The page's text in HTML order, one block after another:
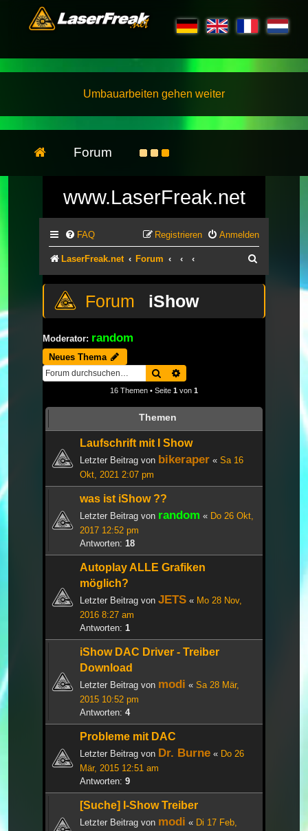
Umbauarbeiten gehen weiter
Forum
www.LaserFreak.net
FAQ Anmelden
Registrieren
LaserFreak.net Forum
iShow
Moderator: random
Neues Thema
Suche
16 Themen • Seite 1 von 1
Themen
Laufschrift mit I Show
Letzter Beitrag von bikeraper « Sa 16
Okt, 2021 2:07 pm
was ist iShow ??
Letzter Beitrag von random « Do 26 Okt,
2017 12:52 pm
Antworten: 18
Autoplay ALLE Grafiken
möglich?
Letzter Beitrag von JETS « Mo 28 Nov,
2016 8:27 am
Antworten: 1
iShow DAC Driver - Treiber
Download
Letzter Beitrag von modi « Sa 28 Mär,
2015 10:52 pm
Antworten: 4
Probleme mit DAC
Letzter Beitrag von Dr. Burne « Do 26
Mär, 2015 12:51 am
Antworten: 9
[Suche] I-Show Treiber
Letzter Beitrag von modi « Di 17 Feb,